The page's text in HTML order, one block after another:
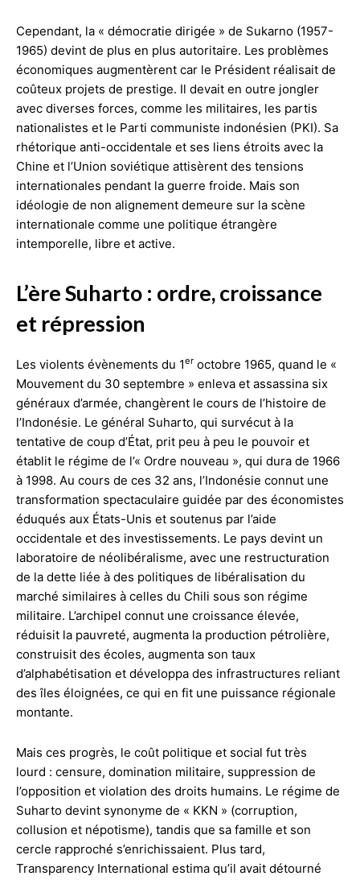
Cependant, la « démocratie dirigée » de Sukarno (1957-
1965) devint de plus en plus autoritaire. Les problèmes
économiques augmentèrent car le Président réalisait de
coûteux projets de prestige. Il devait en outre jongler
avec diverses forces, comme les militaires, les partis
nationalistes et le Parti communiste indonésien (PKI). Sa
rhétorique anti-occidentale et ses liens étroits avec la
Chine et l’Union soviétique attisèrent des tensions
internationales pendant la guerre froide. Mais son
idéologie de non alignement demeure sur la scène
internationale comme une politique étrangère
intemporelle, libre et active.
L’ère Suharto : ordre, croissance
et répression
Les violents évènements du 1er octobre 1965, quand le «
Mouvement du 30 septembre » enleva et assassina six
généraux d’armée, changèrent le cours de l’histoire de
l’Indonésie. Le général Suharto, qui survécut à la
tentative de coup d’État, prit peu à peu le pouvoir et
établit le régime de l’« Ordre nouveau », qui dura de 1966
à 1998. Au cours de ces 32 ans, l’Indonésie connut une
transformation spectaculaire guidée par des économistes
éduqués aux États-Unis et soutenus par l’aide
occidentale et des investissements. Le pays devint un
laboratoire de néolibéralisme, avec une restructuration
de la dette liée à des politiques de libéralisation du
marché similaires à celles du Chili sous son régime
militaire. L’archipel connut une croissance élevée,
réduisit la pauvreté, augmenta la production pétrolière,
construisit des écoles, augmenta son taux
d’alphabétisation et développa des infrastructures reliant
des îles éloignées, ce qui en fit une puissance régionale
montante.
Mais ces progrès, le coût politique et social fut très
lourd : censure, domination militaire, suppression de
l’opposition et violation des droits humains. Le régime de
Suharto devint synonyme de « KKN » (corruption,
collusion et népotisme), tandis que sa famille et son
cercle rapproché s’enrichissaient. Plus tard,
Transparency International estima qu’il avait détourné